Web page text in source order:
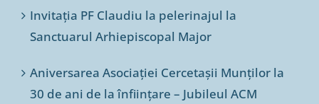
Invitația PF Claudiu la pelerinajul la
Sanctuarul Arhiepiscopal Major
Aniversarea Asociației Cercetașii Munților la
30 de ani de la înființare – Jubileul ACM